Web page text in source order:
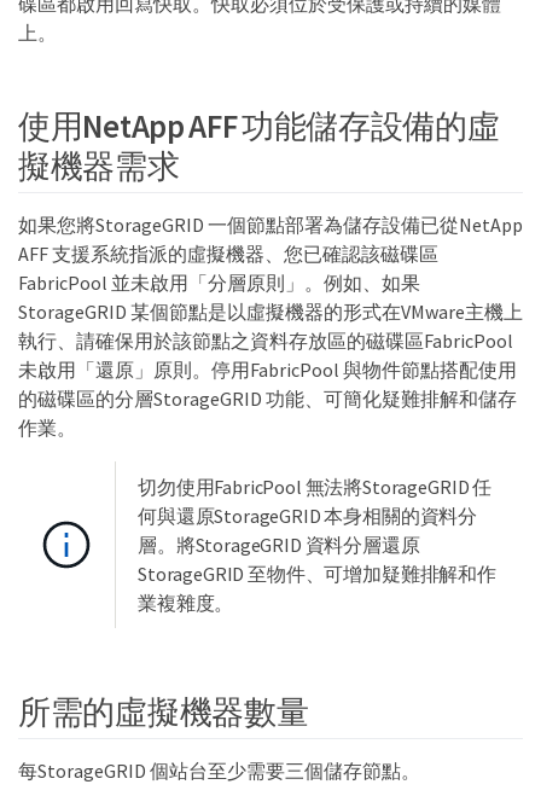
上。
使用NetApp AFF 功能儲存設備的虛
擬機器需求
如果您將StorageGRID 一個節點部署為儲存設備已從NetApp
AFF 支援系統指派的虛擬機器、您已確認該磁碟區
FabricPool 並未啟用「分層原則」。例如、如果
StorageGRID 某個節點是以虛擬機器的形式在VMware主機上
執行、請確保用於該節點之資料存放區的磁碟區FabricPool
未啟用「還原」原則。停用FabricPool 與物件節點搭配使用
的磁碟區的分層StorageGRID 功能、可簡化疑難排解和儲存
作業。
切勿使用FabricPool 無法將StorageGRID 任
何與還原StorageGRID 本身相關的資料分
層。將StorageGRID 資料分層還原
StorageGRID 至物件、可增加疑難排解和作
業複雜度。
所需的虛擬機器數量
每StorageGRID 個站台至少需要三個儲存節點。